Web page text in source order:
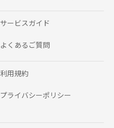
サービスガイド
よくあるご質問
利用規約
プライバシーポリシー